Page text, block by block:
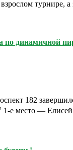
турнире,
по динамичной
182
1-е место —